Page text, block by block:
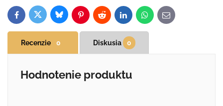
FacebookTwitterBlueskyPinterestReddit LinkedInWhatsApp
E-
mail
Recenzie 0 Diskusia 0
Hodnotenie produktu